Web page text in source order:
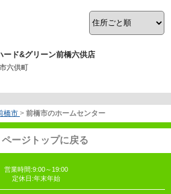
ード&グリーン前橋六供店
六供町
橋市 > 前橋市のホームセンター
ページトップに戻る
営業時間:9:00～19:00
定休日:年末年始